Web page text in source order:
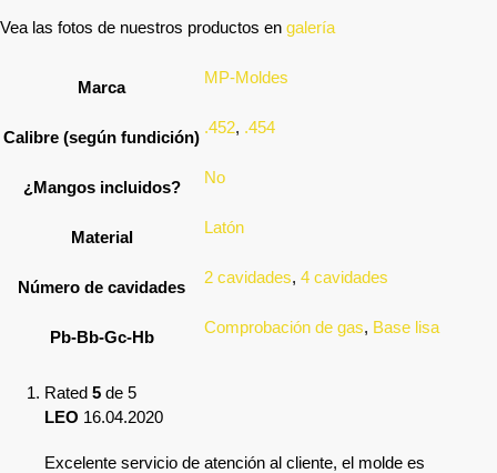
Vea las fotos de nuestros productos en galería
Marca
MP-Moldes
Calibre (según fundición)
.452, .454
¿Mangos incluidos?
No
Material
Latón
Número de cavidades
2 cavidades, 4 cavidades
Pb-Bb-Gc-Hb
Comprobación de gas, Base lisa
Rated 5 de 5
LEO 16.04.2020
Excelente servicio de atención al cliente, el molde es